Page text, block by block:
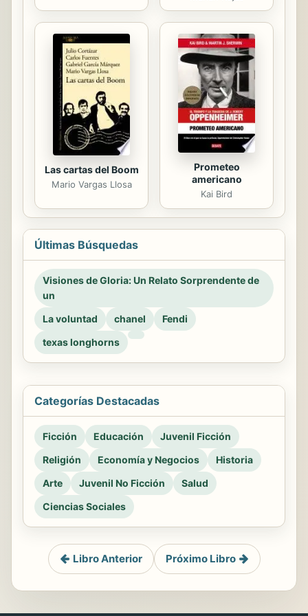
Las cartas del Boom
Mario Vargas Llosa
Prometeo
americano
Kai Bird
Últimas Búsquedas
Visiones de Gloria: Un Relato Sorprendente de
un
La voluntad
chanel
Fendi
texas longhorns
Categorías Destacadas
Ficción Educación
Juvenil Ficción
Religión
Economía y Negocios
Historia
Arte
Juvenil No Ficción
Salud
Ciencias Sociales
Libro Anterior Próximo Libro